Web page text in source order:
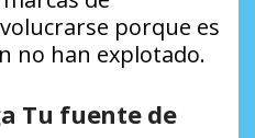
porque es
no han explotado.
Tu fuente de